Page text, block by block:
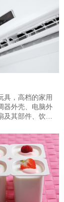
具，高档的家用
器外壳、电脑外
及其部件、饮水